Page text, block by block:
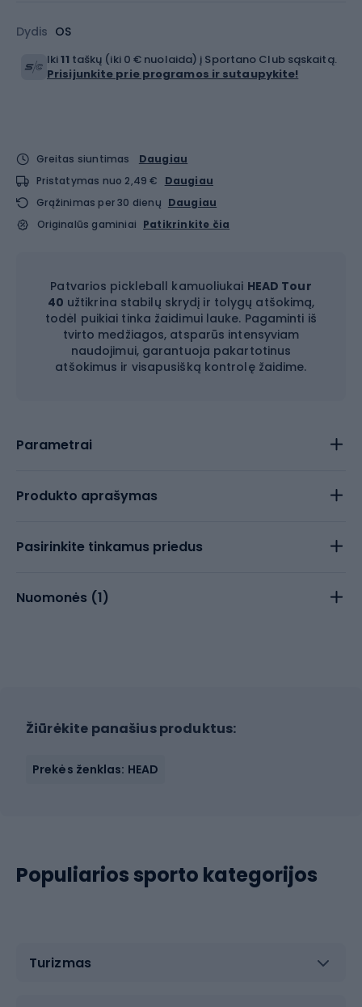
Dydis OS
Iki11 taškų (iki 0 € nuolaida) į Sportano Club sąskaitą.
Prisijunkite prie programos ir sutaupykite!
Greitas siuntimas
Daugiau
Pristatymas nuo 2,49 €
Daugiau
Grąžinimas per 30 dienų Daugiau
Originalūs gaminiai Patikrinkite čia
Patvarios pickleball kamuoliukai HEAD Tour
40 užtikrina stabilų skrydį ir tolygų atšokimą,
todėl puikiai tinka žaidimui lauke. Pagaminti iš
tvirto medžiagos, atsparūs intensyviam
naudojimui, garantuoja pakartotinus
atšokimus ir visapusišką kontrolę žaidime.
Parametrai
Produkto aprašymas
Pasirinkite tinkamus priedus
Nuomonės (1)
Žiūrėkite panašius produktus:
Prekės ženklas: HEAD
Populiarios sporto kategorijos
Turizmas